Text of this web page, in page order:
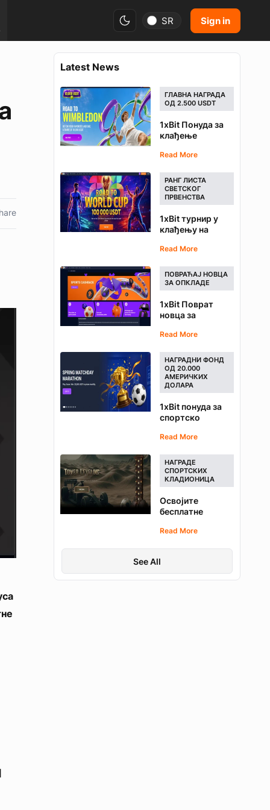
SR Sign in
Latest News
ГЛАВНА НАГРАДА
ОД 2.500 USDT
1xBit Понуда за
клађење
- Освојите део
Read More
РАНГ ЛИСТА
СВЕТСКОГ
ПРВЕНСТВА
1xBit турнир у
клађењу на
првенство -
део од 100.000
USDT
Read More
ПОВРАЋАЈ НОВЦА
ЗА ОПКЛАДЕ
1xBit Поврат
новца за
спортским
Зарадите поене
за сваку опкладу
Read More
НАГРАДНИ ФОНД
ОД 20.000
АМЕРИЧКИХ
ДОЛАРА
1xBit понуда за
спортско
Освојите део од
Read More
НАГРАДЕ
СПОРТСКИХ
КЛАДИОНИЦА
Освојите
бесплатне
такмичење у
Read More
See All